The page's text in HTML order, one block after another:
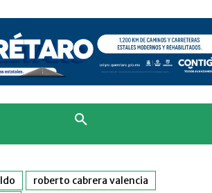
roberto cabrera valencia